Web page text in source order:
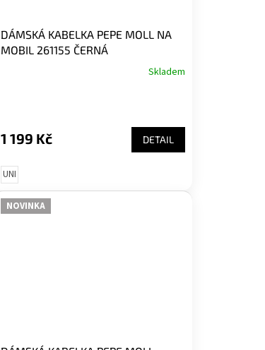
DÁMSKÁ KABELKA PEPE MOLL NA
MOBIL 261155 ČERNÁ
Skladem
1 199 Kč DETAIL
UNI
NOVINKA